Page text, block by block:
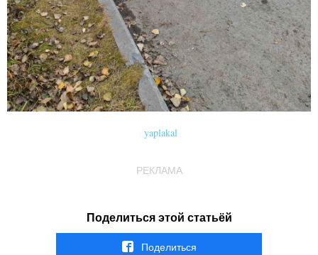
yaplakal
РЕКЛАМА
Поделиться этой статьёй
Поделиться